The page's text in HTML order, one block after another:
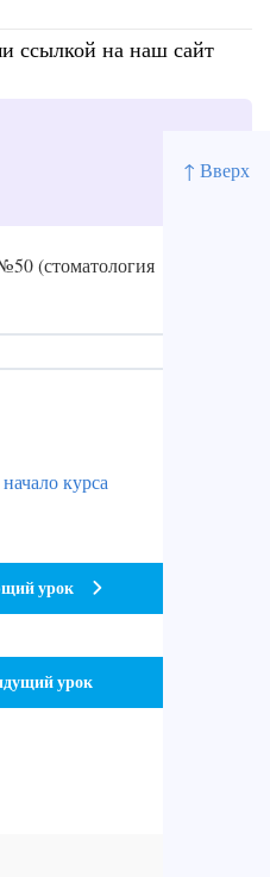
↑ Вверх
ссылкой на наш сайт
(стоматология
урок
курса
урок